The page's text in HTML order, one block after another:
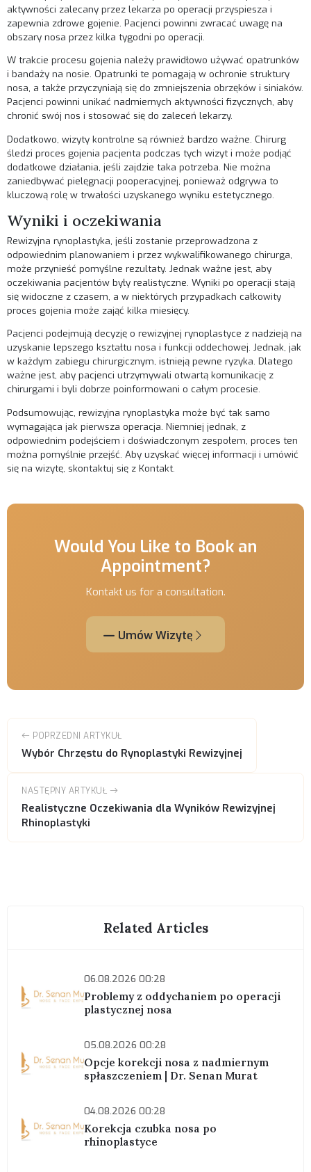
aktywności zalecany przez lekarza po operacji przyspiesza i
zapewnia zdrowe gojenie. Pacjenci powinni zwracać uwagę na
obszary nosa przez kilka tygodni po operacji.
W trakcie procesu gojenia należy prawidłowo używać opatrunków
i bandaży na nosie. Opatrunki te pomagają w ochronie struktury
nosa, a także przyczyniają się do zmniejszenia obrzęków i siniaków.
Pacjenci powinni unikać nadmiernych aktywności fizycznych, aby
chronić swój nos i stosować się do zaleceń lekarzy.
Dodatkowo, wizyty kontrolne są również bardzo ważne. Chirurg
śledzi proces gojenia pacjenta podczas tych wizyt i może podjąć
dodatkowe działania, jeśli zajdzie taka potrzeba. Nie można
zaniedbywać pielęgnacji pooperacyjnej, ponieważ odgrywa to
kluczową rolę w trwałości uzyskanego wyniku estetycznego.
Wyniki i oczekiwania
Rewizyjna rynoplastyka, jeśli zostanie przeprowadzona z
odpowiednim planowaniem i przez wykwalifikowanego chirurga,
może przynieść pomyślne rezultaty. Jednak ważne jest, aby
oczekiwania pacjentów były realistyczne. Wyniki po operacji stają
się widoczne z czasem, a w niektórych przypadkach całkowity
proces gojenia może zająć kilka miesięcy.
Pacjenci podejmują decyzję o rewizyjnej rynoplastyce z nadzieją na
uzyskanie lepszego kształtu nosa i funkcji oddechowej. Jednak, jak
w każdym zabiegu chirurgicznym, istnieją pewne ryzyka. Dlatego
ważne jest, aby pacjenci utrzymywali otwartą komunikację z
chirurgami i byli dobrze poinformowani o całym procesie.
Podsumowując, rewizyjna rynoplastyka może być tak samo
wymagająca jak pierwsza operacja. Niemniej jednak, z
odpowiednim podejściem i doświadczonym zespołem, proces ten
można pomyślnie przejść. Aby uzyskać więcej informacji i umówić
się na wizytę, skontaktuj się zKontakt.
Would You Like to Book an
Appointment?
Kontakt us for a consultation.
Umów Wizytę
POPRZEDNI ARTYKUŁ
Wybór Chrzęstu do Rynoplastyki Rewizyjnej
NASTĘPNY ARTYKUŁ
Realistyczne Oczekiwania dla Wyników Rewizyjnej
Rhinoplastyki
Related Articles
06.08.2026 00:28
Problemy z oddychaniem po operacji
plastycznej nosa
05.08.2026 00:28
Opcje korekcji nosa z nadmiernym
spłaszczeniem | Dr. Senan Murat
04.08.2026 00:28
Korekcja czubka nosa po
rhinoplastyce